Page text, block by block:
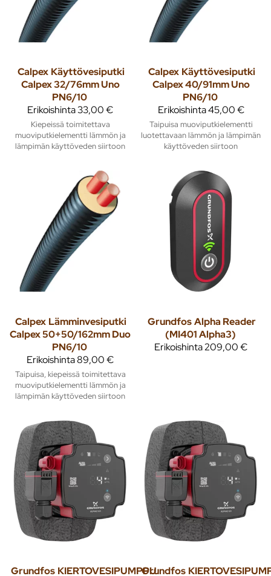
Calpex Käyttövesiputki
Calpex 32/76mm Uno
PN6/10
Erikoishinta33,00 €
Kiepeissä toimitettava
muoviputkielementti lämmön ja
lämpimän käyttöveden siirtoon
Calpex Käyttövesiputki
Calpex 40/91mm Uno
PN6/10
Erikoishinta45,00 €
Taipuisa muoviputkielementti
luotettavaan lämmön ja lämpimän
käyttöveden siirtoon
Calpex Lämminvesiputki
Calpex 50+50/162mm Duo
PN6/10
Erikoishinta89,00 €
Taipuisa, kiepeissä toimitettava
muoviputkielementti lämmön ja
lämpimän käyttöveden siirtoon
Grundfos Alpha Reader
(MI401 Alpha3)
Erikoishinta209,00 €
Grundfos KIERTOVESIPUMPPUGrundfos